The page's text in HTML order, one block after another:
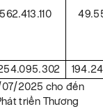
07/2025 cho đến
triển Thương